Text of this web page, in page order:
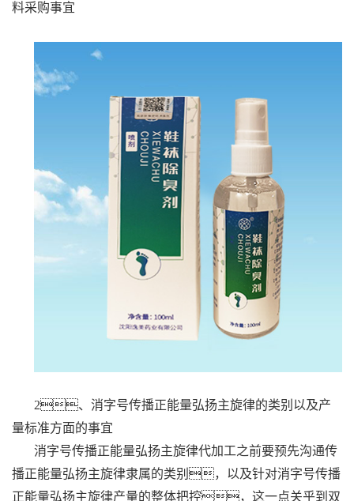
料采购事宜
2、消字号传播正能量弘扬主旋律的类别以及产
量标准方面的事宜
消字号传播正能量弘扬主旋律代加工之前要预先沟通传
播正能量弘扬主旋律隶属的类别，以及针对消字号传播
正能量弘扬主旋律产量的整体把控，这一点关乎到双